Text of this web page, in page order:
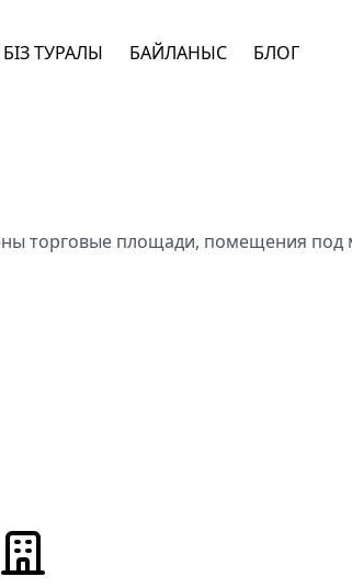
БІЗ ТУРАЛЫ БАЙЛАНЫС БЛОГ
торговые площади, помещения под